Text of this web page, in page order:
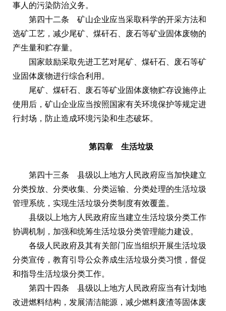
事人的污染防治义务。
第四十二条 矿山企业应当采取科学的开采方法和
选矿工艺，减少尾矿、煤矸石、废石等矿业固体废物的
产生量和贮存量。
国家鼓励采取先进工艺对尾矿、煤矸石、废石等矿
业固体废物进行综合利用。
尾矿、煤矸石、废石等矿业固体废物贮存设施停止
使用后，矿山企业应当按照国家有关环境保护等规定进
行封场，防止造成环境污染和生态破坏。
第四章 生活垃圾
第四十三条 县级以上地方人民政府应当加快建立
分类投放、分类收集、分类运输、分类处理的生活垃圾
管理系统，实现生活垃圾分类制度有效覆盖。
县级以上地方人民政府应当建立生活垃圾分类工作
协调机制，加强和统筹生活垃圾分类管理能力建设。
各级人民政府及其有关部门应当组织开展生活垃圾
分类宣传，教育引导公众养成生活垃圾分类习惯，督促
和指导生活垃圾分类工作。
第四十四条 县级以上地方人民政府应当有计划地
改进燃料结构，发展清洁能源，减少燃料废渣等固体废